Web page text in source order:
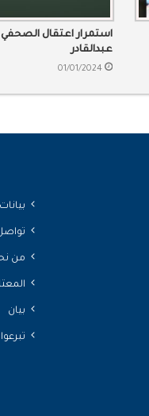
استمرار اعتقال الصحفي
عبدالقادر
01/01/2024
من
بيان